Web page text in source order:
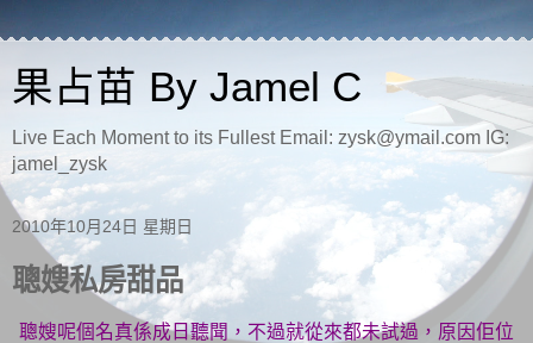
果占苗 By Jamel C
Live Each Moment to its Fullest Email: zysk@ymail.com IG:
jamel_zysk
2010年10月24日 星期日
聰嫂私房甜品
聰嫂呢個名真係成日聽聞，不過就從來都未試過，原因佢位